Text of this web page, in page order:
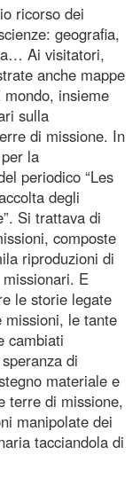
ricorso dei
geografia,
Ai visitatori,
anche mappe
insieme
sulla
di missione. In
la
periodico “Les
degli
Si trattava di
composte
riproduzioni di
E
le storie legate
missioni, le tante
cambiati
di
materiale e
terre di missione,
manipolate dei
tacciandola di